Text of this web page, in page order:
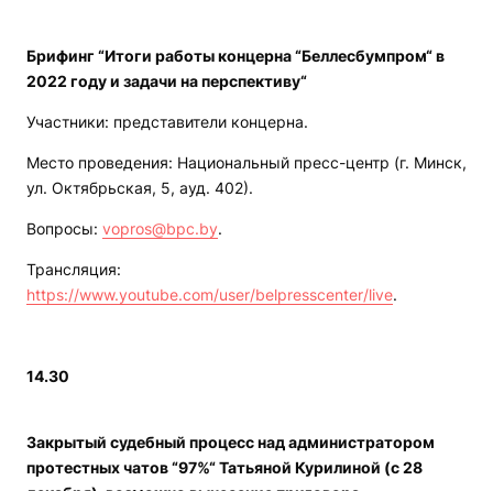
Брифинг “Итоги работы концерна “Беллесбумпром“ в
2022 году и задачи на перспективу“
Участники: представители концерна.
Место проведения: Национальный пресс-центр (г. Минск,
ул. Октябрьская, 5, ауд. 402).
Вопросы: vopros@bpc.by.
Трансляция:
https://www.youtube.com/user/belpresscenter/live.
14.30
Закрытый судебный процесс над администратором
протестных чатов “97%“ Татьяной Курилиной (с 28